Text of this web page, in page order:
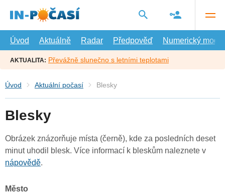
hlavní
Úvod
Aktuálně Radar Předpověď Numerický model
AKTUALITA: Převážně slunečno s letními teplotami
Úvod Aktuální počasí Blesky
Blesky
Obrázek znázorňuje místa (černě), kde za posledních deset
minut uhodil blesk. Více informací k bleskům naleznete v
nápovědě.
Město